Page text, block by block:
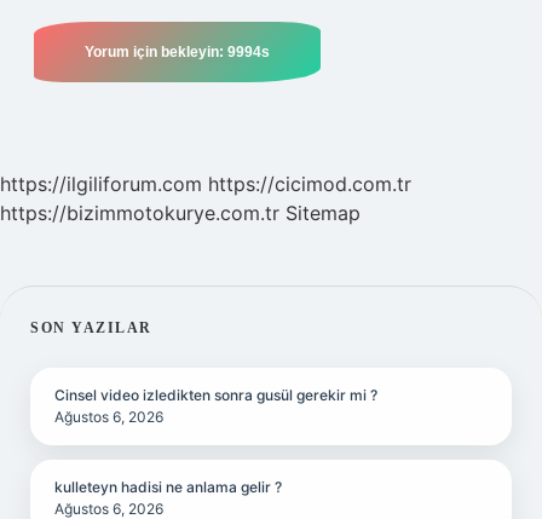
https://ilgiliforum.com https://cicimod.com.tr
https://bizimmotokurye.com.tr Sitemap
SIDEBAR
SON YAZILAR
Cinsel video izledikten sonra gusül gerekir mi ?
Ağustos 6, 2026
kulleteyn hadisi ne anlama gelir ?
Ağustos 6, 2026